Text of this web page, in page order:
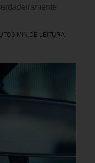
MIN DE LEITURA